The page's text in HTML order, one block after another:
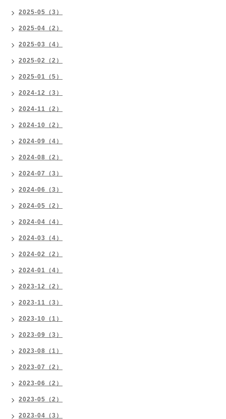
2025-05（3）
2025-04（2）
2025-03（4）
2025-02（2）
2025-01（5）
2024-12（3）
2024-11（2）
2024-10（2）
2024-09（4）
2024-08（2）
2024-07（3）
2024-06（3）
2024-05（2）
2024-04（4）
2024-03（4）
2024-02（2）
2024-01（4）
2023-12（2）
2023-11（3）
2023-10（1）
2023-09（3）
2023-08（1）
2023-07（2）
2023-06（2）
2023-05（2）
2023-04（3）